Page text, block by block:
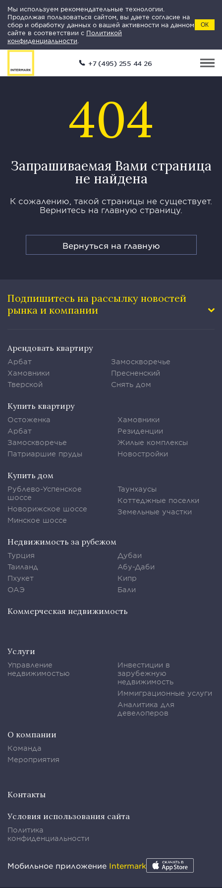
Мы используем рекомендательные технологии.
Продолжая пользоваться сайтом, вы даете согласие на
сбор и обработку данных о вашей активности на данном
сайте в соответствии с Политикой
конфиденциальности
ОК
+7 (495) 255 44 26
404
Запрашиваемая Вами страница
не найдена
К сожалению, такой страницы не существует.
Вернитесь на главную страницу.
Вернуться на главную
Подпишитесь на рассылку новостей
рынка и компании
Арендовать квартиру
Арбат
Хамовники
Тверской
Замоскворечье
Пресненский
Снять дом
Купить квартиру
Остоженка
Арбат
Замоскворечье
Патриаршие пруды
Хамовники
Резиденции
Жилые комплексы
Новостройки
Купить дом
Рублево-Успенское
шоссе
Новорижское шоссе
Минское шоссе
Таунхаусы
Коттеджные поселки
Земельные участки
Недвижимость за рубежом
Турция
Таиланд
Пхукет
ОАЭ
Дубаи
Абу-Даби
Кипр
Бали
Коммерческая недвижимость
Услуги
Управление
недвижимостью
Инвестиции в
зарубежную
недвижимость
Иммиграционные услуги
Аналитика для
девелоперов
О компании
Команда
Мероприятия
Контакты
Условия использования сайта
Политика
конфиденциальности
Мобильное приложение Intermark